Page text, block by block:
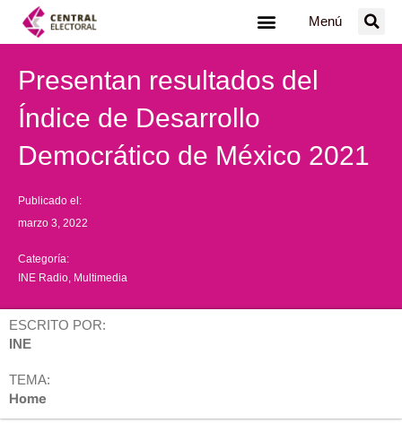
Menú
Presentan resultados del
Índice de Desarrollo
Democrático de México 2021
Publicado el:
marzo 3, 2022
Categoría:
INE Radio Multimedia
ESCRITO POR:
INE
TEMA:
Home